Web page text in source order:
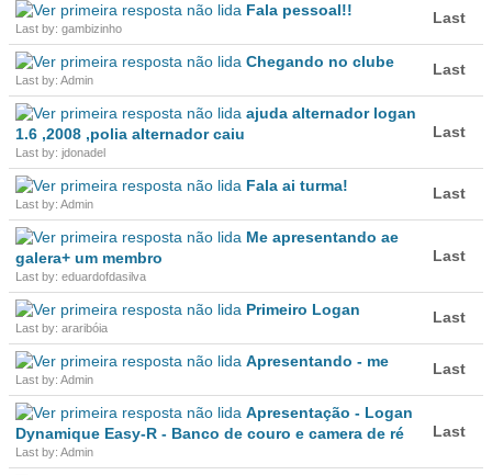
Fala pessoal!!
Last by: gambizinho
Last
Chegando no clube
Last by: Admin
Last
ajuda alternador logan
1.6 ,2008 ,polia alternador caiu
Last by: jdonadel
Last
Fala ai turma!
Last by: Admin
Last
Me apresentando ae
galera+ um membro
Last by: eduardofdasilva
Last
Primeiro Logan
Last by: araribóia
Last
Apresentando - me
Last by: Admin
Last
Apresentação - Logan
Dynamique Easy-R - Banco de couro e camera de ré
Last by: Admin
Last